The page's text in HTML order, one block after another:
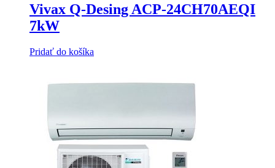
Vivax Q-Desing ACP-24CH70AEQI
7kW
Pridať do košíka